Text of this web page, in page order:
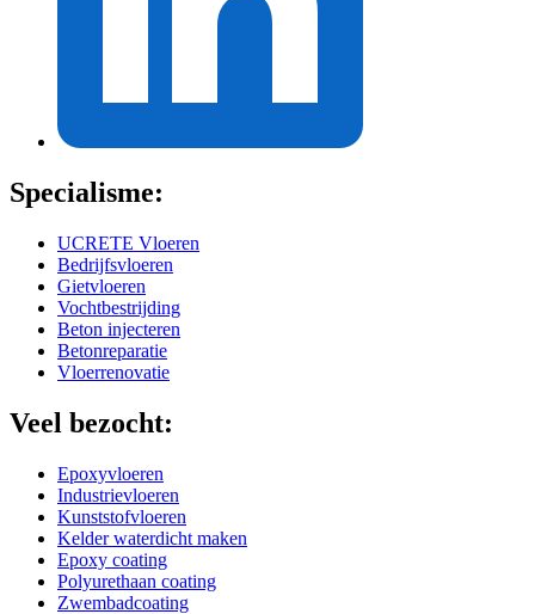
Specialisme:
UCRETE Vloeren
Bedrijfsvloeren
Gietvloeren
Vochtbestrijding
Beton injecteren
Betonreparatie
Vloerrenovatie
Veel bezocht:
Epoxyvloeren
Industrievloeren
Kunststofvloeren
Kelder waterdicht maken
Epoxy coating
Polyurethaan coating
Zwembadcoating